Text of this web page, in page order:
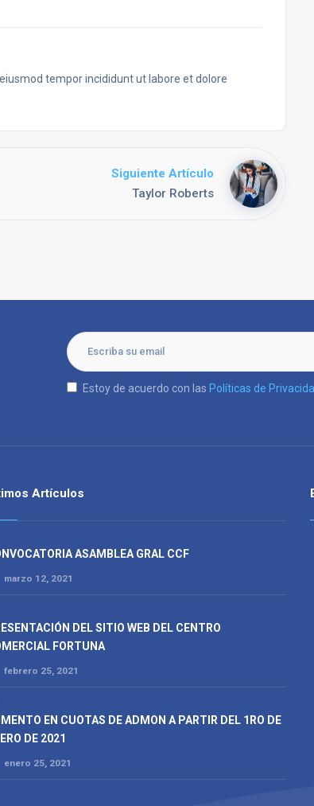
tempor incididunt ut labore et dolore
Siguiente Artículo
Taylor Roberts
Estoy de acuerdo con las Políticas de
Artículos
ASAMBLEA GRAL CCF
marzo 12, 2021
DEL SITIO WEB DEL CENTRO
FORTUNA
febrero 25, 2021
EN CUOTAS DE ADMON A PARTIR DEL 1RO DE
DE 2021
enero 25, 2021